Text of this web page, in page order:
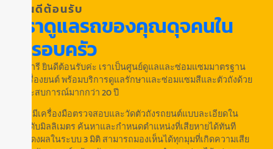
ยินดีต้อนรับ
เราดูแลรถของคุณดุจคนใน
ครอบครัว
อู่อารี ยินดีต้อนรับค่ะ เราเป็นศูนย์ดูแลและซ่อมแซมมาตรฐาน
เครื่องยนต์ พร้อมบริการดูแลรักษาและซ่อมแซมสีและตัวถังด้วย
ประสบการณ์มากกว่า 20 ปี
เรามีเครื่องมือตรวจสอบและวัดตัวถังรถยนต์แบบละเอียดใน
ระดับมิลลิเมตร ค้นหาและกำหนดตำแหน่งที่เสียหายได้ทันที
แสดงผลในระบบ 3 มิติ สามารถมองเห็นได้ทุกมุมที่เกิดความเสีย